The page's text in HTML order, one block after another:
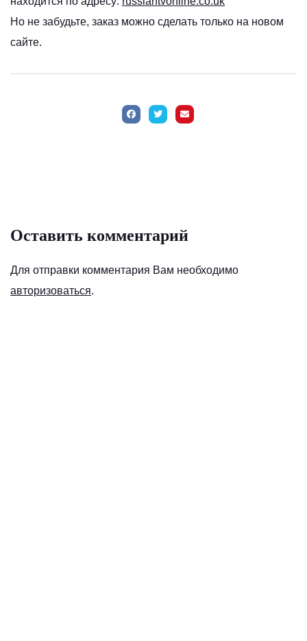
Но не забудьте, заказ можно сделать только на новом
сайте.
Оставить комментарий
Для отправки комментария Вам необходимо
авторизоваться.